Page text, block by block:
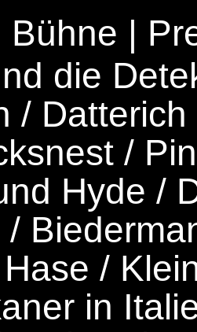
Bühne |
die
/ Datterich
/
Hyde /
/
/
in